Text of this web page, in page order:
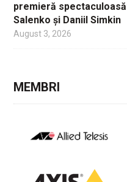
premieră
Salenko și Daniil Simkin
August 3, 2026
MEMBRI